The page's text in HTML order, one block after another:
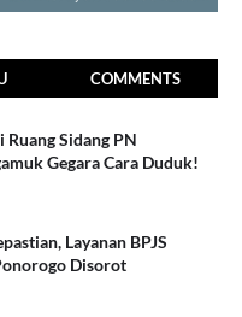
COMMENTS
Sidang PN
Gegara Cara Duduk!
Layanan BPJS
Disorot